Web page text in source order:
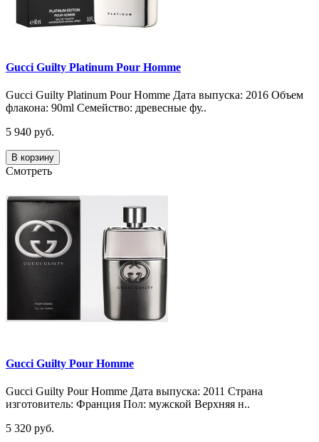
Gucci Guilty Platinum Pour Homme
Gucci Guilty Platinum Pour Homme Дата выпуска: 2016 Объем
флакона: 90ml Семейство: древесные фу..
5 940 руб.
В корзину
Смотреть
Gucci Guilty Pour Homme
Gucci Guilty Pour Homme Дата выпуска: 2011 Страна
изготовитель: Франция Пол: мужской Верхняя н..
5 320 руб.